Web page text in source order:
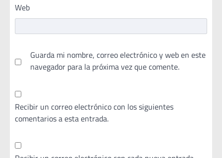
Web
Guarda mi nombre, correo electrónico y web en este
navegador para la próxima vez que comente.
Recibir un correo electrónico con los siguientes
comentarios a esta entrada.